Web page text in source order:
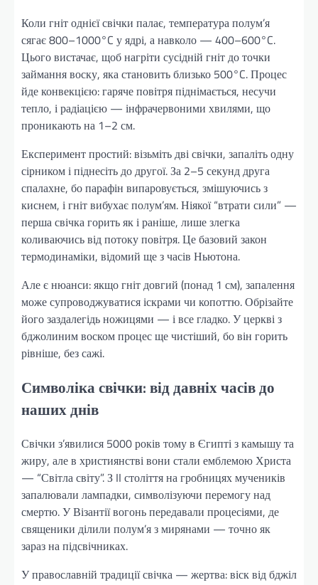
Коли гніт однієї свічки палає, температура полум’я
сягає 800–1000°C у ядрі, а навколо — 400–600°C.
Цього вистачає, щоб нагріти сусідній гніт до точки
займання воску, яка становить близько 500°C. Процес
йде конвекцією: гаряче повітря піднімається, несучи
тепло, і радіацією — інфрачервоними хвилями, що
проникають на 1–2 см.
Експеримент простий: візьміть дві свічки, запаліть одну
сірником і піднесіть до другої. За 2–5 секунд друга
спалахне, бо парафін випаровується, змішуючись з
киснем, і гніт вибухає полум’ям. Ніякої “втрати сили” —
перша свічка горить як і раніше, лише злегка
коливаючись від потоку повітря. Це базовий закон
термодинаміки, відомий ще з часів Ньютона.
Але є нюанси: якщо гніт довгий (понад 1 см), запалення
може супроводжуватися іскрами чи копоттю. Обрізайте
його заздалегідь ножицями — і все гладко. У церкві з
бджолиним воском процес ще чистіший, бо він горить
рівніше, без сажі.
Символіка свічки: від давніх часів до
наших днів
Свічки з’явилися 5000 років тому в Єгипті з камышу та
жиру, але в християнстві вони стали емблемою Христа
— “Світла світу”. З II століття на гробницях мучеників
запалювали лампадки, символізуючи перемогу над
смертю. У Візантії вогонь передавали процесіями, де
священики ділили полум’я з мирянами — точно як
зараз на підсвічниках.
У православній традиції свічка — жертва: віск від бджіл